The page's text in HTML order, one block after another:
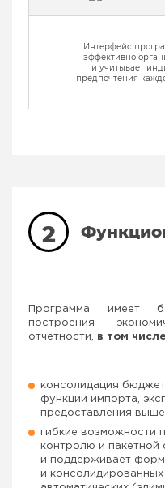
Интерфейс
эффективно
и учитывает
предпочтения
2
Программа имеет
построения
отчетности, в том
консолидация
функции импорта,
предоставления
гибкие возможности
контролю и пакетной
и поддерживает
и консолидированных